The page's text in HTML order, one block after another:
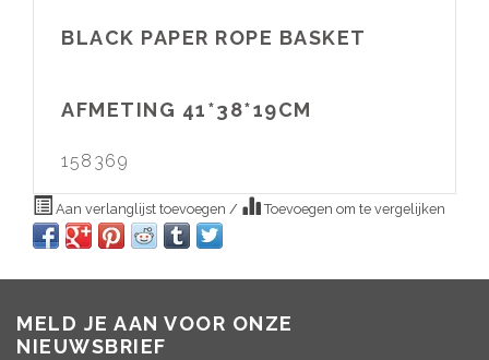
BLACK PAPER ROPE BASKET
AFMETING 41*38*19CM
158369
Aan verlanglijst toevoegen / Toevoegen om te vergelijken
MELD JE AAN VOOR ONZE
NIEUWSBRIEF